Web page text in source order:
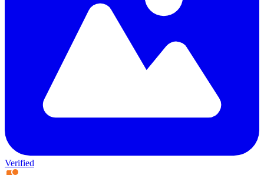
Verified